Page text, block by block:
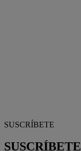
SUSCRÍBETE
SUSCRÍBETE